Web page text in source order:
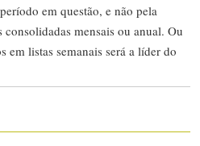
em questão, e não pela
mensais ou anual. Ou
em listas semanais será a líder do